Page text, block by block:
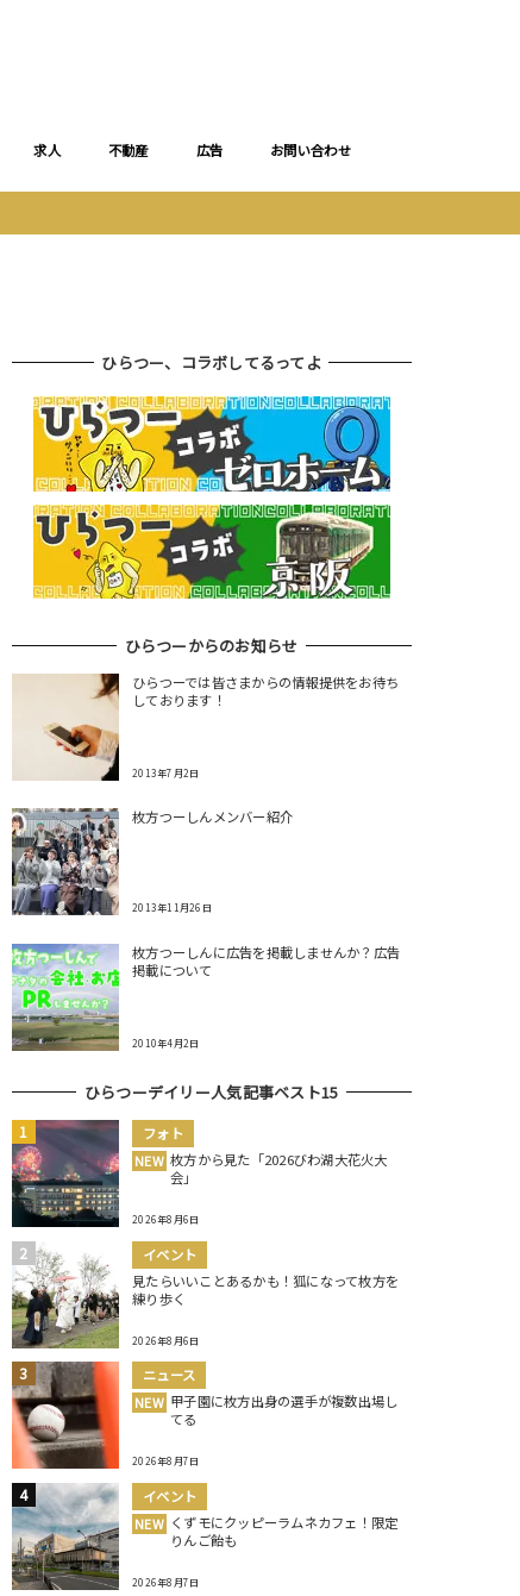
求人 不動産 広告 お問い合わせ
ひらつー、コラボしてるってよ
ひらつーからのお知らせ
ひらつーでは皆さまからの情報提供をお待ち
しております！
2013年7月2日
枚方つーしんメンバー紹介
2013年11月26日
枚方つーしんに広告を掲載しませんか？広告
掲載について
2010年4月2日
ひらつーデイリー人気記事ベスト15
フォト
NEW 枚方から見た「2026びわ湖大花火大
会」
2026年8月6日
イベント
見たらいいことあるかも！狐になって枚方を
練り歩く
2026年8月6日
ニュース
NEW 甲子園に枚方出身の選手が複数出場し
てる
2026年8月7日
イベント
NEW くずモにクッピーラムネカフェ！限定
りんご飴も
2026年8月7日